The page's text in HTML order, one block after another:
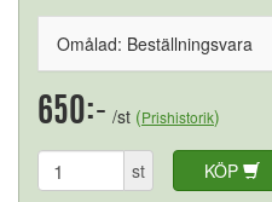
Omålad: Beställningsvara
650:- /st (Prishistorik)
st KÖP